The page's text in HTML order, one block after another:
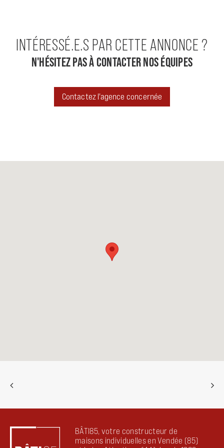
N'HÉSITEZ PAS À CONTACTER NOS ÉQUIPES
INTÉRESSÉ.E.S PAR CETTE ANNONCE ?
Contactez l'agence concernée
BÂTI85, votre constructeur de
maisons individuelles en Vendée (85)